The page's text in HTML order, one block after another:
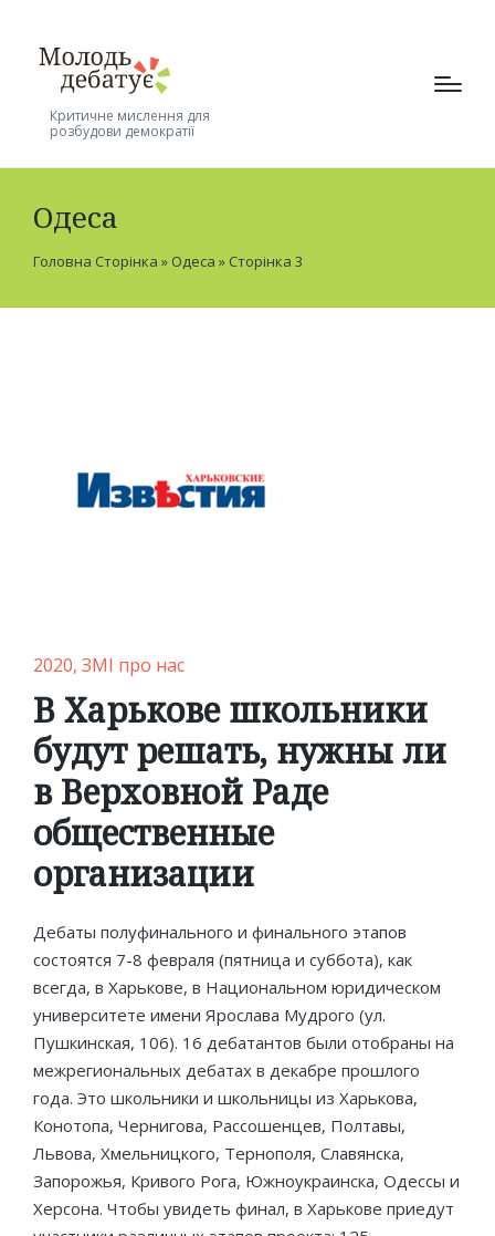
Критичне мислення для
розбудови демократії
Одеса
Головна Сторінка » Одеса » Сторінка 3
Posted
in
2020 ЗМІ про нас
В Харькове школьники
будут решать, нужны ли
в Верховной Раде
общественные
организации
Дебаты полуфинального и финального этапов
состоятся 7-8 февраля (пятница и суббота), как
всегда, в Харькове, в Национальном юридическом
университете имени Ярослава Мудрого (ул.
Пушкинская, 106). 16 дебатантов были отобраны на
межрегиональных дебатах в декабре прошлого
года. Это школьники и школьницы из Харькова,
Конотопа, Чернигова, Рассошенцев, Полтавы,
Львова, Хмельницкого, Тернополя, Славянска,
Запорожья, Кривого Рога, Южноукраинска, Одессы и
Херсона. Чтобы увидеть финал, в Харькове приедут